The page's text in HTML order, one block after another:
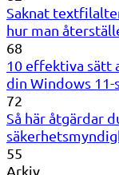
Saknat
hur man
68
10 effektiva sätt
din Windows 11-
72
Så här åtgärdar
55
Arkiv